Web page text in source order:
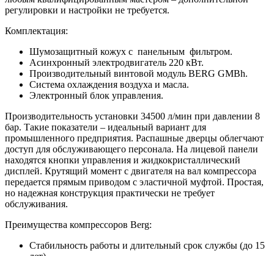
регулировки и настройки не требуется.
Комплектация:
Шумозащитный кожух с панельным фильтром.
Асинхронный электродвигатель 220 кВт.
Производительный винтовой модуль BERG GMBh.
Система охлаждения воздуха и масла.
Электронный блок управления.
Производительность установки 34500 л/мин при давлении 8
бар. Такие показатели – идеальный вариант для
промышленного предприятия. Распашные дверцы облегчают
доступ для обслуживающего персонала. На лицевой панели
находятся кнопки управления и жидкокристаллический
дисплей. Крутящий момент с двигателя на вал компрессора
передается прямым приводом с эластичной муфтой. Простая,
но надежная конструкция практически не требует
обслуживания.
Преимущества компрессоров Berg:
Стабильность работы и длительный срок службы (до 15